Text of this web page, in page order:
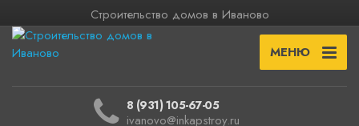
Строительство домов в Иваново
МЕНЮ
8 (931) 105-67-05
ivanovo@inkapstroy.ru